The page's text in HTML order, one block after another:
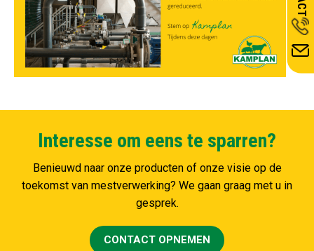
Interesse om eens te sparren?
Benieuwd naar onze producten of onze visie op de
toekomst van mestverwerking? We gaan graag met u in
gesprek.
CONTACT OPNEMEN